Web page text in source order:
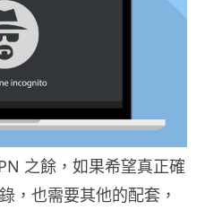
之餘，如果希望真正確
，也需要其他的配套，